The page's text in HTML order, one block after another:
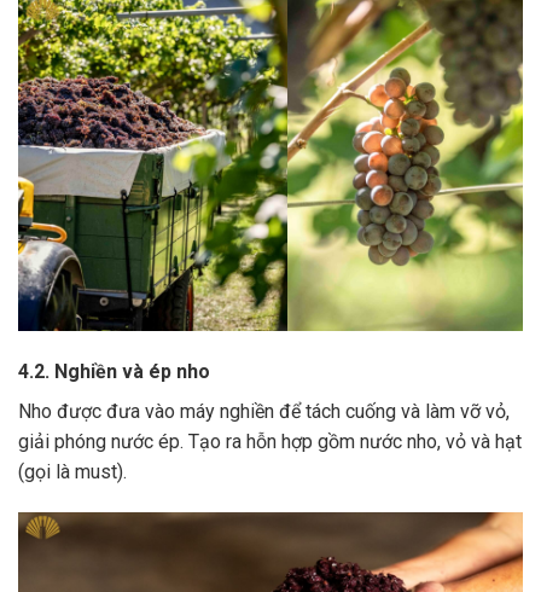
4.2. Nghiền và ép nho
Nho được đưa vào máy nghiền để tách cuống và làm vỡ vỏ,
giải phóng nước ép. Tạo ra hỗn hợp gồm nước nho, vỏ và hạt
(gọi là must).